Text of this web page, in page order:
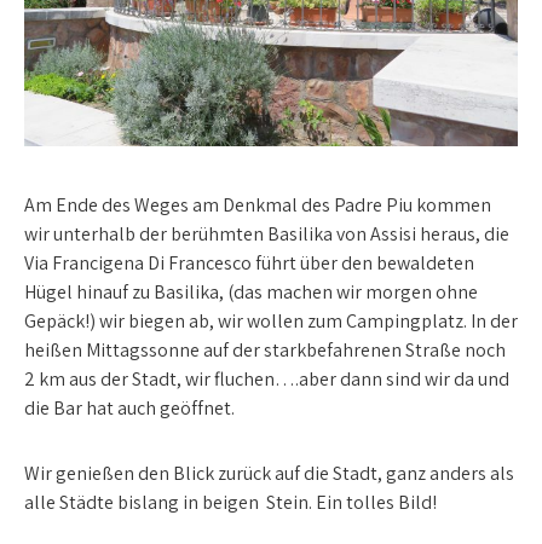
Am Ende des Weges am Denkmal des Padre Piu kommen
wir unterhalb der berühmten Basilika von Assisi heraus, die
Via Francigena Di Francesco führt über den bewaldeten
Hügel hinauf zu Basilika, (das machen wir morgen ohne
Gepäck!) wir biegen ab, wir wollen zum Campingplatz. In der
heißen Mittagssonne auf der starkbefahrenen Straße noch
2 km aus der Stadt, wir fluchen….aber dann sind wir da und
die Bar hat auch geöffnet.
Wir genießen den Blick zurück auf die Stadt, ganz anders als
alle Städte bislang in beigen Stein. Ein tolles Bild!